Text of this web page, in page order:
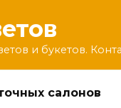
и букетов.
салонов